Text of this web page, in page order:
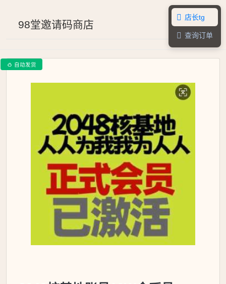
98堂邀请码商店
 店长tg
 查询订单
 自动发货